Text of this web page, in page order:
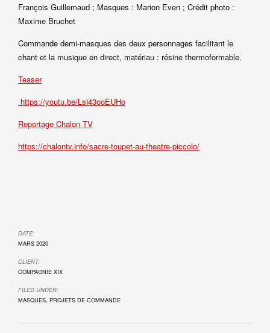
François Guillemaud ; Masques : Marion Even ; Crédit photo :
Maxime Bruchet
Commande demi-masques des deux personnages facilitant le
chant et la musique en direct, matériau : résine thermoformable.
Teaser
https://youtu.be/Lsi43ooEUHo
Reportage Chalon TV
https://chalontv.info/sacre-toupet-au-theatre-piccolo/
DATE:
MARS 2020
CLIENT:
COMPAGNIE XIX
FILED UNDER:
MASQUES PROJETS DE COMMANDE